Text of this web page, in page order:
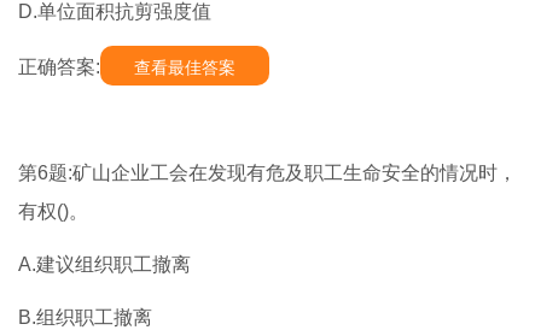
D.单位面积抗剪强度值
正确答案: 查看最佳答案
第6题:矿山企业工会在发现有危及职工生命安全的情况时，
有权()。
A.建议组织职工撤离
B.组织职工撤离